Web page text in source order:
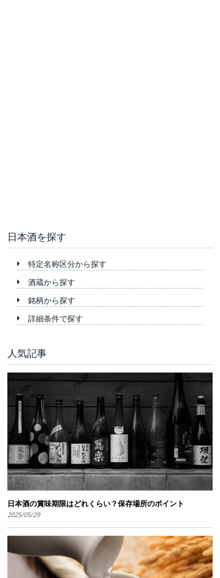
日本酒を探す
特定名称区分から探す
酒蔵から探す
銘柄から探す
詳細条件で探す
人気記事
日本酒の賞味期限はどれくらい？保存場所のポイント
2025/05/29